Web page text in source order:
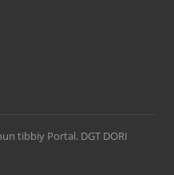
tibbiy Portal. DGT DORI